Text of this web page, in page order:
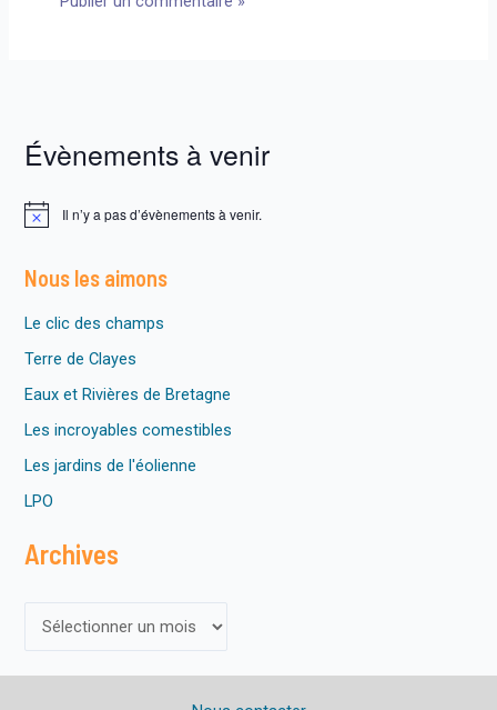
Évènements à venir
N
i
c
Il n’y a pas d’évènements à venir.
Nous les aimons
Le clic des champs
Terre de Clayes
Eaux et Rivières de Bretagne
Les incroyables comestibles
Les jardins de l'éolienne
LPO
Archives
c